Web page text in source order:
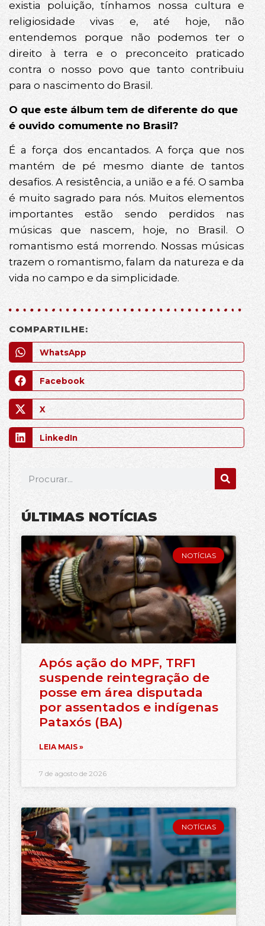
existia poluição, tínhamos nossa cultura e
religiosidade vivas e, até hoje, não
entendemos porque não podemos ter o
direito à terra e o preconceito praticado
contra o nosso povo que tanto contribuiu
para o nascimento do Brasil.
O que este álbum tem de diferente do que
é ouvido comumente no Brasil?
É a força dos encantados. A força que nos
mantém de pé mesmo diante de tantos
desafios. A resistência, a união e a fé. O samba
é muito sagrado para nós. Muitos elementos
importantes estão sendo perdidos nas
músicas que nascem, hoje, no Brasil. O
romantismo está morrendo. Nossas músicas
trazem o romantismo, falam da natureza e da
vida no campo e da simplicidade.
COMPARTILHE:
WhatsApp
Facebook
X
LinkedIn
ÚLTIMAS NOTÍCIAS
NOTÍCIAS
Após ação do MPF, TRF1
suspende reintegração de
posse em área disputada
por assentados e indígenas
Pataxós (BA)
LEIA MAIS »
7 de agosto de 2026
NOTÍCIAS